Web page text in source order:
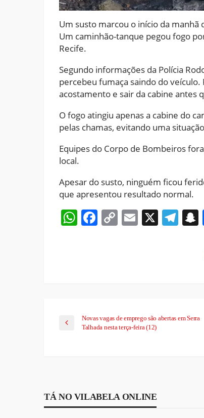
Um susto marcou o início da manhã
Um caminhão-tanque pegou fogo
Recife.
Segundo informações da Polícia
percebeu fumaça saindo do
acostamento e sair da cabine antes
O fogo atingiu apenas a cabine do
pelas chamas, evitando uma
Equipes do Corpo de Bombeiros
local.
Apesar do susto, ninguém ficou
que apresentou resultado normal.
WhatsApp
Facebook
CopyEmail
X
Novas vagas de emprego são abertas em Serra
Talhada nesta terça-feira (12)
TÁ NO VILABELA ONLINE